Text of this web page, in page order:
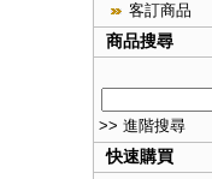
客訂商品
商品搜尋
>> 進階搜尋
快速購買